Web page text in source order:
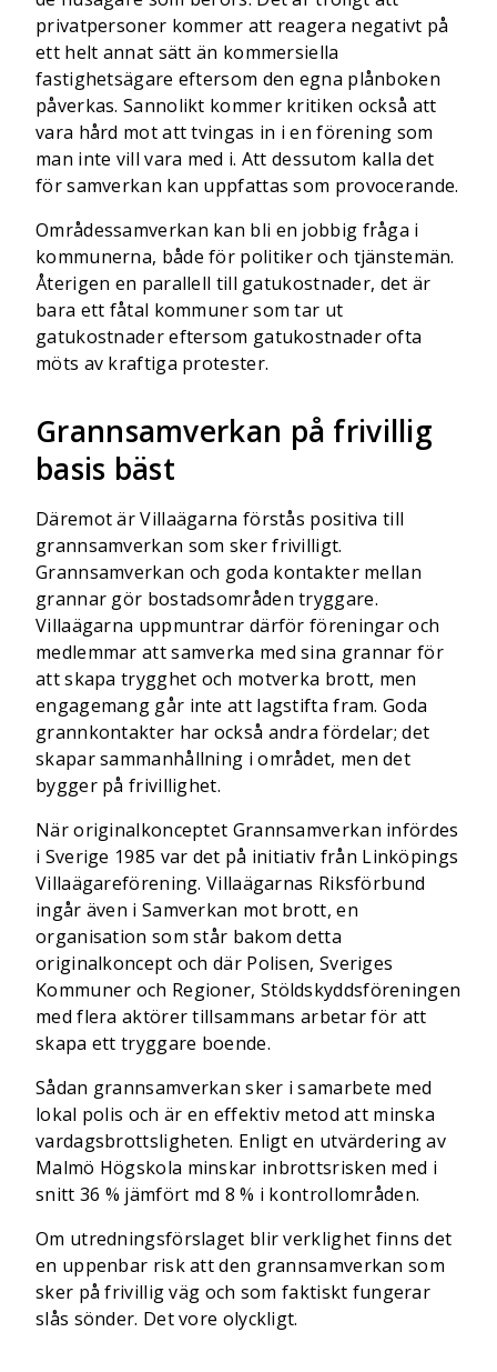
privatpersoner kommer att reagera negativt på
ett helt annat sätt än kommersiella
fastighetsägare eftersom den egna plånboken
påverkas. Sannolikt kommer kritiken också att
vara hård mot att tvingas in i en förening som
man inte vill vara med i. Att dessutom kalla det
för samverkan kan uppfattas som provocerande.
Områdessamverkan kan bli en jobbig fråga i
kommunerna, både för politiker och tjänstemän.
Återigen en parallell till gatukostnader, det är
bara ett fåtal kommuner som tar ut
gatukostnader eftersom gatukostnader ofta
möts av kraftiga protester.
Grannsamverkan på frivillig
basis bäst
Däremot är Villaägarna förstås positiva till
grannsamverkan som sker frivilligt.
Grannsamverkan och goda kontakter mellan
grannar gör bostadsområden tryggare.
Villaägarna uppmuntrar därför föreningar och
medlemmar att samverka med sina grannar för
att skapa trygghet och motverka brott, men
engagemang går inte att lagstifta fram. Goda
grannkontakter har också andra fördelar; det
skapar sammanhållning i området, men det
bygger på frivillighet.
När originalkonceptet Grannsamverkan infördes
i Sverige 1985 var det på initiativ från Linköpings
Villaägareförening. Villaägarnas Riksförbund
ingår även i Samverkan mot brott, en
organisation som står bakom detta
originalkoncept och där Polisen, Sveriges
Kommuner och Regioner, Stöldskyddsföreningen
med flera aktörer tillsammans arbetar för att
skapa ett tryggare boende.
Sådan grannsamverkan sker i samarbete med
lokal polis och är en effektiv metod att minska
vardagsbrottsligheten. Enligt en utvärdering av
Malmö Högskola minskar inbrottsrisken med i
snitt 36 % jämfört md 8 % i kontrollområden.
Om utredningsförslaget blir verklighet finns det
en uppenbar risk att den grannsamverkan som
sker på frivillig väg och som faktiskt fungerar
slås sönder. Det vore olyckligt.